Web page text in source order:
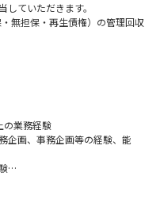
ていただきます。
無担保・再生債権）の管理回収
上の業務経験
企画、事務企画等の経験、能